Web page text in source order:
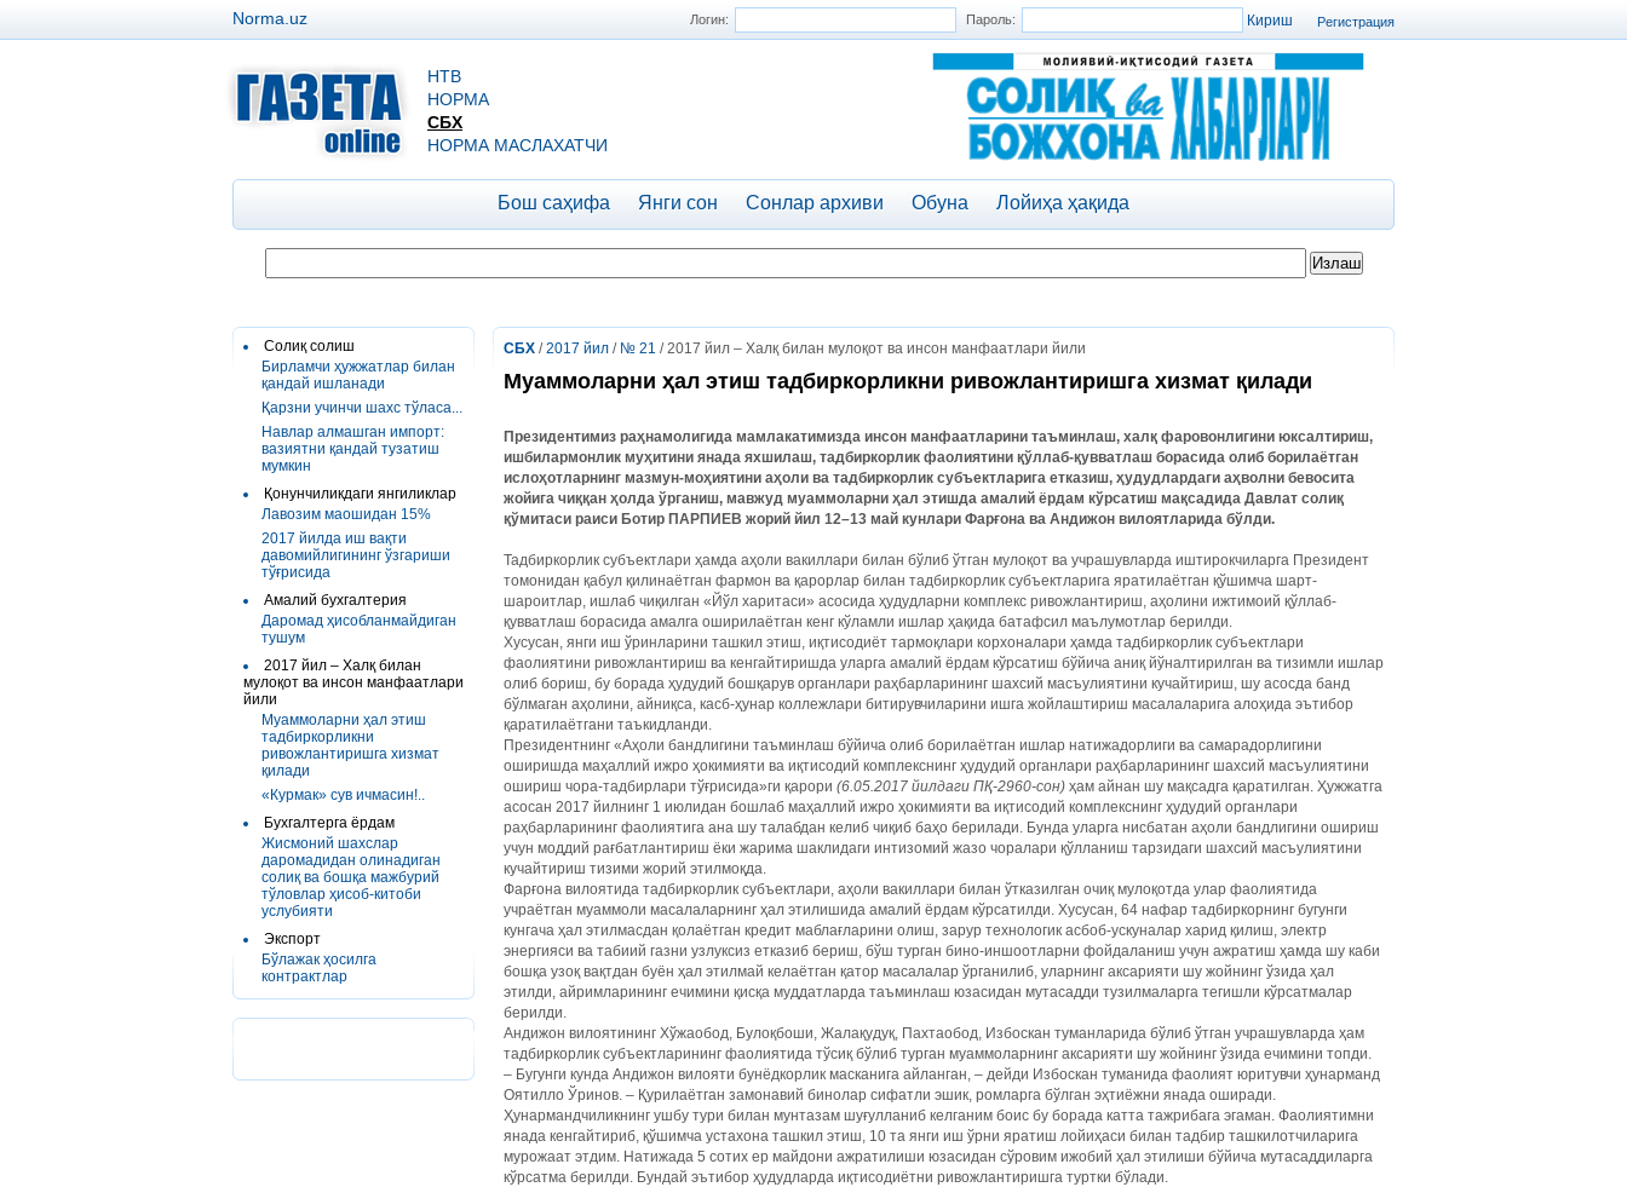
Регистрация
Логин: Пароль:
Norma.uz
НТВ
НОРМА
СБХ
НОРМА МАСЛАХАТЧИ
Бош саҳифа Янги сон Сонлар архиви Обуна Лойиҳа ҳақида
Солиқ солиш
Бирламчи ҳужжатлар билан
қандай ишланади
Қарзни учинчи шахс тўласа...
Навлар алмашган импорт:
вазиятни қандай тузатиш
мумкин
Қонунчиликдаги янгиликлар
Лавозим маошидан 15%
2017 йилда иш вақти
давомийлигининг ўзгариши
тўғрисида
Амалий бухгалтерия
Даромад ҳисобланмайдиган
тушум
2017 йил – Халқ билан
мулоқот ва инсон манфаатлари
йили
Муаммоларни ҳал этиш
тадбиркорликни
ривожлантиришга хизмат
қилади
«Курмак» сув ичмасин!..
Бухгалтерга ёрдам
Жисмоний шахслар
даромадидан олинадиган
солиқ ва бошқа мажбурий
тўловлар ҳисоб-китоби
услубияти
Экспорт
Бўлажак ҳосилга
контрактлар
СБХ /2017 йил / № 21 / 2017 йил – Халқ билан мулоқот ва инсон манфаатлари йили
Муаммоларни ҳал этиш тадбиркорликни ривожлантиришга хизмат қилади
Президентимиз раҳнамолигида мамлакатимизда инсон манфаатларини таъминлаш, халқ фаровонлигини юксалтириш,
ишбилармонлик муҳитини янада яхшилаш, тадбиркорлик фаолиятини қўллаб-қувватлаш борасида олиб борилаётган
ислоҳотларнинг мазмун-моҳиятини аҳоли ва тадбиркорлик субъектларига етказиш, ҳудудлардаги аҳволни бевосита
жойига чиққан ҳолда ўрганиш, мавжуд муаммоларни ҳал этишда амалий ёрдам кўрсатиш мақсадида Давлат солиқ
қўмитаси раиси Ботир ПАРПИЕВ жорий йил 12–13 май кунлари Фарғона ва Андижон вилоятларида бўлди.
Тадбиркорлик субъектлари ҳамда аҳоли вакиллари билан бўлиб ўтган мулоқот ва учрашувларда иштирокчиларга Президент
томонидан қабул қилинаётган фармон ва қарорлар билан тадбиркорлик субъектларига яратилаётган қўшимча шарт-
шароитлар, ишлаб чиқилган «Йўл харитаси» асосида ҳудудларни комплекс ривожлантириш, аҳолини ижтимоий қўллаб-
қувватлаш борасида амалга оширилаётган кенг кўламли ишлар ҳақида батафсил маълумотлар берилди.
Хусусан, янги иш ўринларини ташкил этиш, иқтисодиёт тармоқлари корхоналари ҳамда тадбиркорлик субъектлари
фаолиятини ривожлантириш ва кенгайтиришда уларга амалий ёрдам кўрсатиш бўйича аниқ йўналтирилган ва тизимли ишлар
олиб бориш, бу борада ҳудудий бошқарув органлари раҳбарларининг шахсий масъулиятини кучайтириш, шу асосда банд
бўлмаган аҳолини, айниқса, касб-ҳунар коллежлари битирувчиларини ишга жойлаштириш масалаларига алоҳида эътибор
қаратилаётгани таъкидланди.
Президентнинг «Аҳоли бандлигини таъминлаш бўйича олиб борилаётган ишлар натижадорлиги ва самарадорлигини
оширишда маҳаллий ижро ҳокимияти ва иқтисодий комплекснинг ҳудудий органлари раҳбарларининг шахсий масъулиятини
ошириш чора-тадбирлари тўғрисида»ги қарори (6.05.2017 йилдаги ПҚ-2960-сон) ҳам айнан шу мақсадга қаратилган. Ҳужжатга
асосан 2017 йилнинг 1 июлидан бошлаб маҳаллий ижро ҳокимияти ва иқтисодий комплекснинг ҳудудий органлари
раҳбарларининг фаолиятига ана шу талабдан келиб чиқиб баҳо берилади. Бунда уларга нисбатан аҳоли бандлигини ошириш
учун моддий рағбатлантириш ёки жарима шаклидаги интизомий жазо чоралари қўлланиш тарзидаги шахсий масъулиятини
кучайтириш тизими жорий этилмоқда.
Фарғона вилоятида тадбиркорлик субъектлари, аҳоли вакиллари билан ўтказилган очиқ мулоқотда улар фаолиятида
учраётган муаммоли масалаларнинг ҳал этилишида амалий ёрдам кўрсатилди. Хусусан, 64 нафар тадбиркорнинг бугунги
кунгача ҳал этилмасдан қолаётган кредит маблағларини олиш, зарур технологик асбоб-ускуналар харид қилиш, электр
энергияси ва табиий газни узлуксиз етказиб бериш, бўш турган бино-иншоотларни фойдаланиш учун ажратиш ҳамда шу каби
бошқа узоқ вақтдан буён ҳал этилмай келаётган қатор масалалар ўрганилиб, уларнинг аксарияти шу жойнинг ўзида ҳал
этилди, айримларининг ечимини қисқа муддатларда таъминлаш юзасидан мутасадди тузилмаларга тегишли кўрсатмалар
берилди.
Андижон вилоятининг Хўжаобод, Булоқбоши, Жалақудуқ, Пахтаобод, Избоскан туманларида бўлиб ўтган учрашувларда ҳам
тадбиркорлик субъектларининг фаолиятида тўсиқ бўлиб турган муаммоларнинг аксарияти шу жойнинг ўзида ечимини топди.
– Бугунги кунда Андижон вилояти бунёдкорлик масканига айланган, – дейди Избоскан туманида фаолият юритувчи ҳунарманд
Оятилло Ўринов. – Қурилаётган замонавий бинолар сифатли эшик, ромларга бўлган эҳтиёжни янада оширади.
Ҳунармандчиликнинг ушбу тури билан мунтазам шуғулланиб келганим боис бу борада катта тажрибага эгаман. Фаолиятимни
янада кенгайтириб, қўшимча устахона ташкил этиш, 10 та янги иш ўрни яратиш лойиҳаси билан тадбир ташкилотчиларига
мурожаат этдим. Натижада 5 сотих ер майдони ажратилиши юзасидан сўровим ижобий ҳал этилиши бўйича мутасаддиларга
кўрсатма берилди. Бундай ­эътибор ҳудудларда иқтисодиётни ривожлантиришга туртки бўлади.